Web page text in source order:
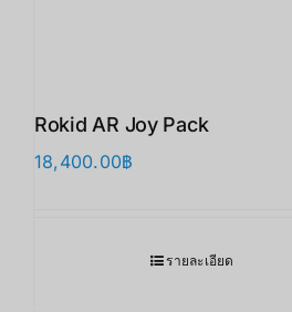
Rokid AR Joy Pack
18,400.00฿
รายละเอียด